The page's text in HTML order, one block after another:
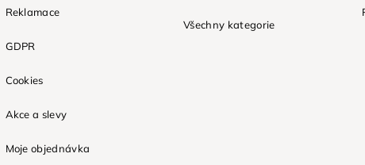
Reklamace
GDPR
Cookies
Akce a slevy
Moje objednávka
Všechny kategorie